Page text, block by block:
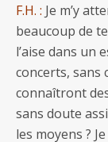
F.H. : Je m’y
beaucoup de
l’aise dans un
concerts, sans
connaîtront
sans doute
les moyens ?